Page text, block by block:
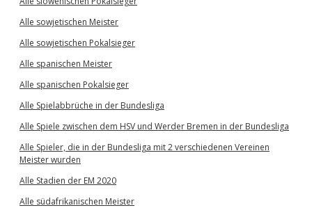
Alle sowjetischen Meister
Alle sowjetischen Pokalsieger
Alle spanischen Meister
Alle spanischen Pokalsieger
Alle Spielabbrüche in der Bundesliga
Alle Spiele zwischen dem HSV und Werder Bremen in der Bundesliga
Alle Spieler, die in der Bundesliga mit 2 verschiedenen Vereinen
Meister wurden
Alle Stadien der EM 2020
Alle südafrikanischen Meister